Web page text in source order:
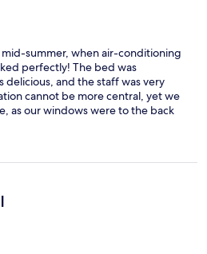
summer, when air-conditioning
perfectly! The bed was
and the staff was very
cannot be more central, yet we
as our windows were to the back
our next trip to Lörrach.